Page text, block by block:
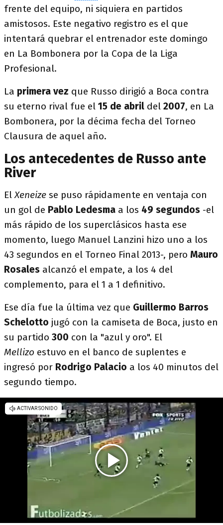
frente del equipo, ni siquiera en partidos
amistosos. Este negativo registro es el que
intentará quebrar el entrenador este domingo
en La Bombonera por la Copa de la Liga
Profesional.
La primera vez que Russo dirigió a Boca contra
su eterno rival fue el 15 de abril del 2007, en La
Bombonera, por la décima fecha del Torneo
Clausura de aquel año.
Los antecedentes de Russo ante
River
ElXeneize se puso rápidamente en ventaja con
un gol de Pablo Ledesma a los 49 segundos -el
más rápido de los superclásicos hasta ese
momento, luego Manuel Lanzini hizo uno a los
43 segundos en el Torneo Final 2013-, pero Mauro
Rosales alcanzó el empate, a los 4 del
complemento, para el 1 a 1 definitivo.
Ese día fue la última vez que Guillermo Barros
Schelotto jugó con la camiseta de Boca, justo en
su partido 300 con la "azul y oro". El
Mellizo estuvo en el banco de suplentes e
ingresó por Rodrigo Palacio a los 40 minutos del
segundo tiempo.